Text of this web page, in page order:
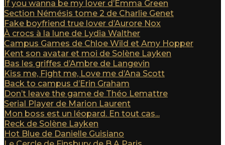
If you wanna be my lover d’Emma Green
Section Némésis tome 2 de Charlie Genet
Fake boyfriend true lover d’Aurore Nox
À crocs à la lune de Lydia Walther
Campus Games de Chloe Wild et Amy Hopper
Kent son avatar et moi de Solène Layken
Bas les griffes d’Ambre de Langevin
Kiss me, Fight me, Love me d’Ana Scott
Back to campus d’Erin Graham
Don’t leave the game de Théo Lemattre
Serial Player de Marion Laurent
Mon boss est un léopard. En tout cas...
Reck de Solène Layken
Hot Blue de Danielle Guisiano